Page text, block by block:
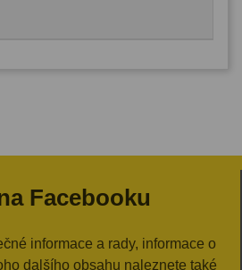
Facebooku
informace a rady, informace o
dalšího obsahu naleznete také